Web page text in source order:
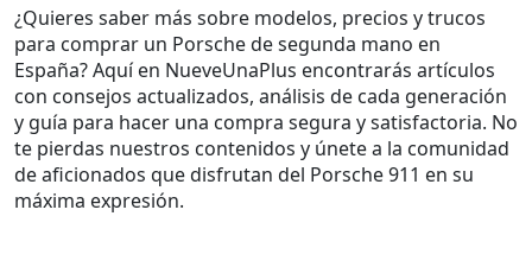
¿Quieres saber más sobre modelos, precios y trucos
para comprar un Porsche de segunda mano en
España? Aquí en NueveUnaPlus encontrarás artículos
con consejos actualizados, análisis de cada generación
y guía para hacer una compra segura y satisfactoria. No
te pierdas nuestros contenidos y únete a la comunidad
de aficionados que disfrutan del Porsche 911 en su
máxima expresión.